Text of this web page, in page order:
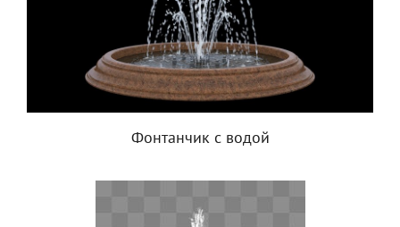
Фонтанчик с водой